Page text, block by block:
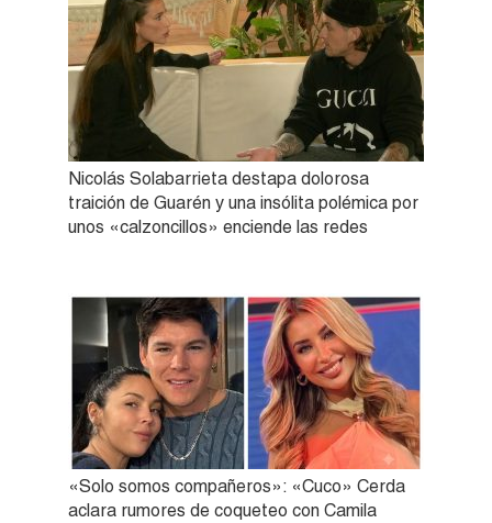
Nicolás Solabarrieta destapa dolorosa
traición de Guarén y una insólita polémica por
unos «calzoncillos» enciende las redes
«Solo somos compañeros»: «Cuco» Cerda
aclara rumores de coqueteo con Camila